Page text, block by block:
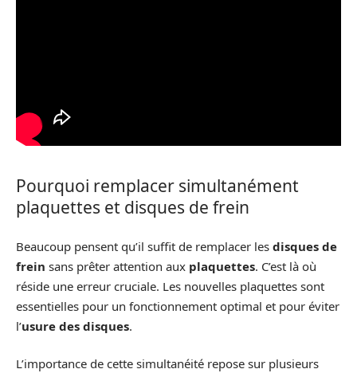
Pourquoi remplacer simultanément
plaquettes et disques de frein
Beaucoup pensent qu’il suffit de remplacer les disques de
frein sans prêter attention aux plaquettes. C’est là où
réside une erreur cruciale. Les nouvelles plaquettes sont
essentielles pour un fonctionnement optimal et pour éviter
l’usure des disques.
L’importance de cette simultanéité repose sur plusieurs